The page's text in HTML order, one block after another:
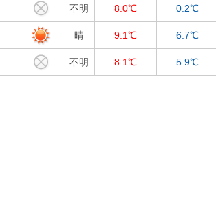
不明 8.0℃ 0.2℃
晴 9.1℃ 6.7℃
不明 8.1℃ 5.9℃